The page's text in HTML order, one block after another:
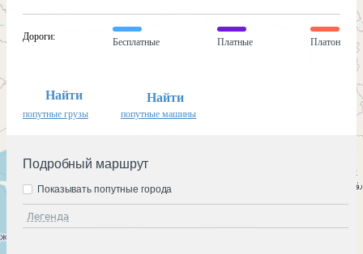
Дороги:
Бесплатные Платные Платон
Найти
попутные грузы
Найти
попутные машины
Подробный маршрут
Легенда
Показывать попутные города